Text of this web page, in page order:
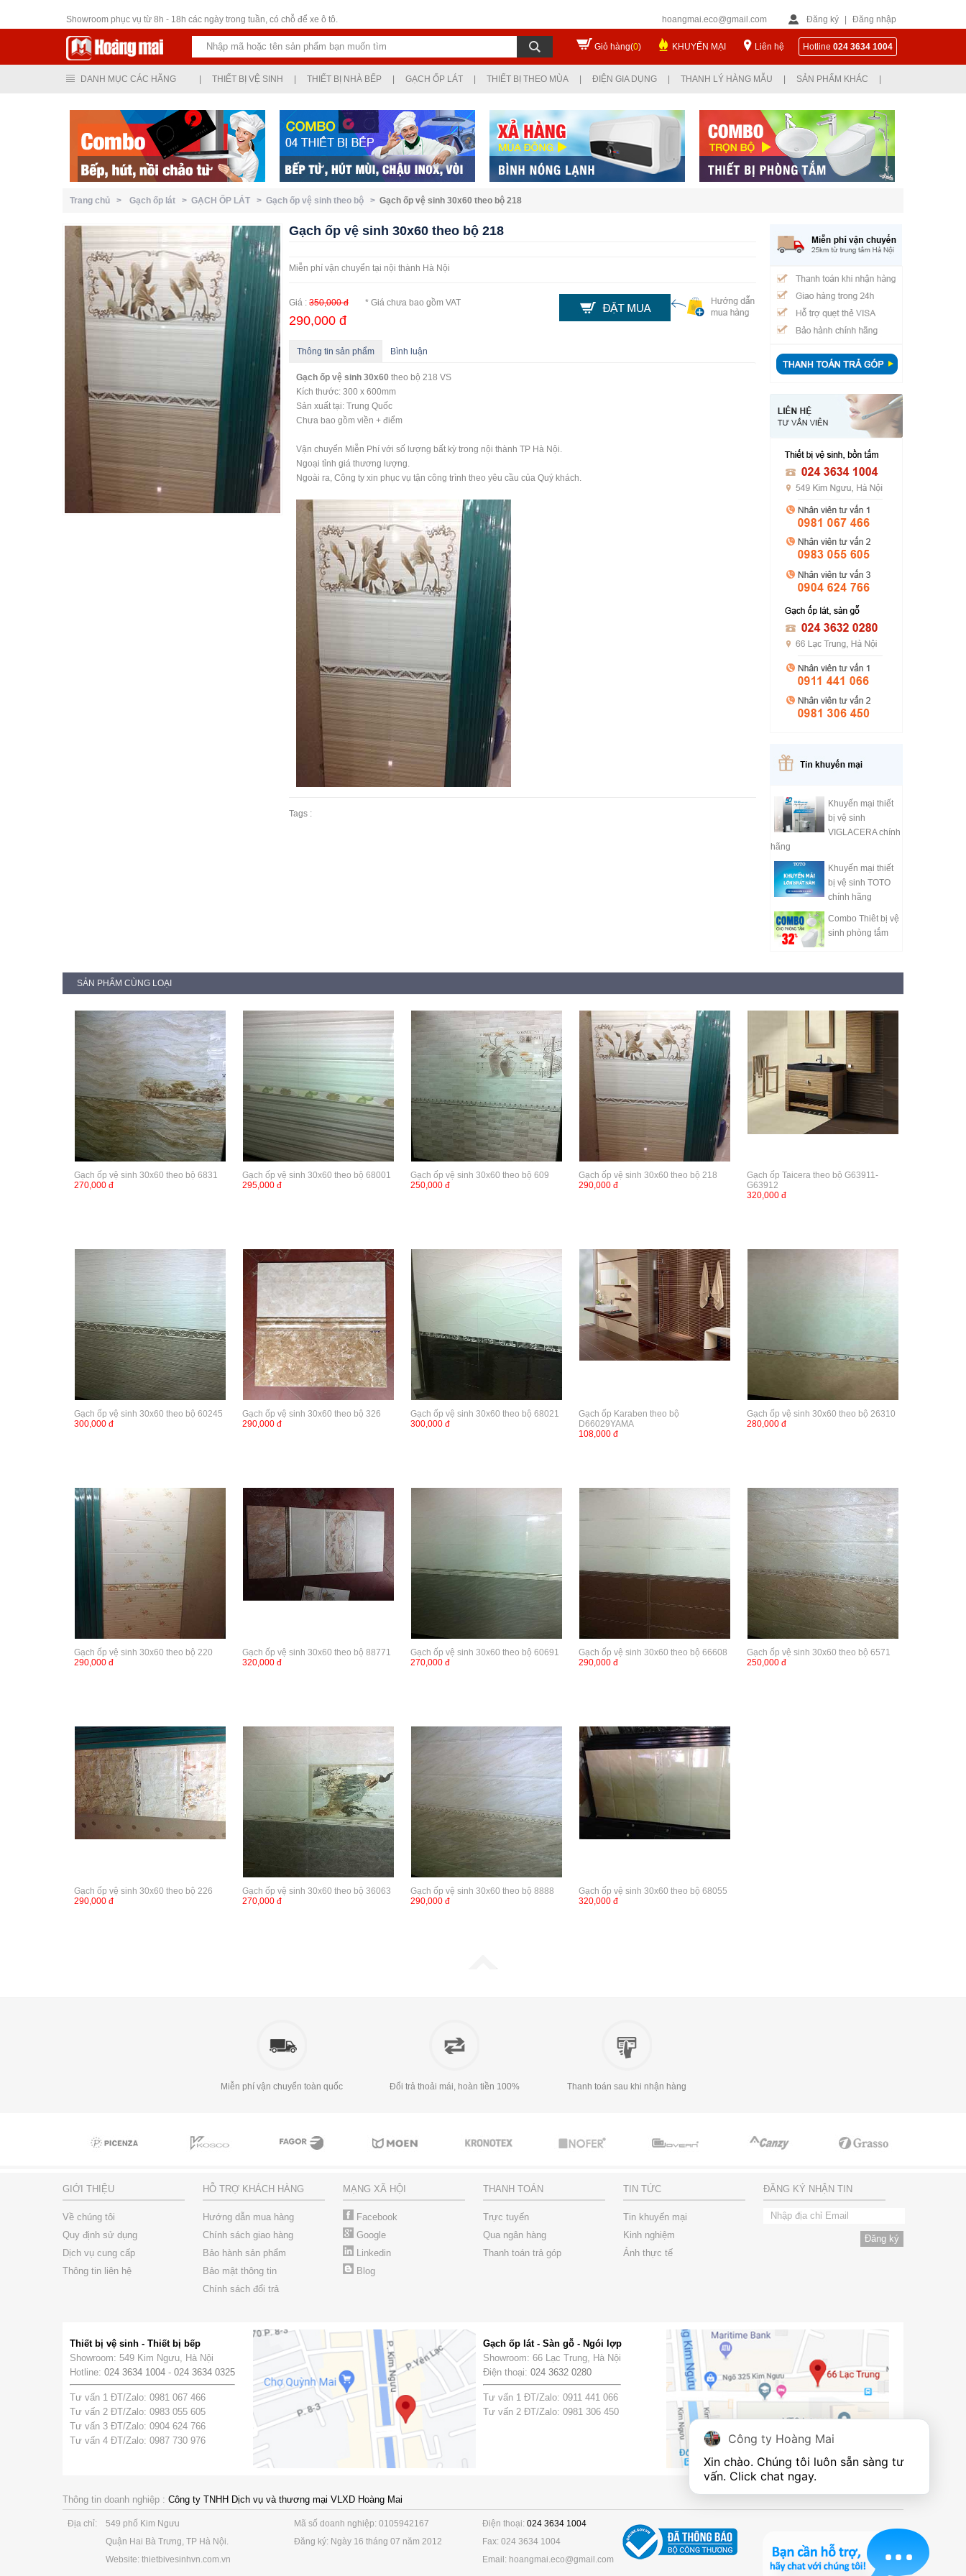
Showroom phục vụ từ 8h - 18h các ngày trong tuần, có chỗ để xe ô tô.
hoangmai.eco@gmail.com Đăng ký Đăng nhập
Giỏ hàng(0) KHUYẾN MẠI Liên hệ Hotline 024 3634 1004
DANH MỤC CÁC HÃNG THIẾT BỊ VỆ SINH THIẾT BỊ NHÀ BẾP GẠCH ỐP LÁT THIẾT BỊ THEO MÙA ĐIỆN GIA DỤNG THANH LÝ HÀNG MẪU SẢN PHẨM KHÁC
Trang chủ > Gạch ốp lát > GẠCH ỐP LÁT > Gạch ốp vệ sinh theo bộ > Gạch ốp vệ sinh 30x60 theo bộ 218
Gạch ốp vệ sinh 30x60 theo bộ 218
Miễn phí vận chuyển tại nội thành Hà Nội
Giá : 350,000 đ * Giá chưa bao gồm VAT
290,000 đ
Thông tin sản phẩm Bình luận
Gạch ốp vệ sinh 30x60 theo bộ 218 VS
Kích thước: 300 x 600mm
Sản xuất tại: Trung Quốc
Chưa bao gồm viền + điểm
Vận chuyển Miễn Phí với số lượng bất kỳ trong nội thành TP Hà Nội.
Ngoại tỉnh giá thương lượng.
Ngoài ra, Công ty xin phục vụ tận công trình theo yêu cầu của Quý khách.
Tags :
Khuyến mại thiết
bị vệ sinh
VIGLACERA chính
hãng
Khuyến mại thiết
bị vệ sinh TOTO
chính hãng
Combo Thiêt bị vệ
sinh phòng tắm
SẢN PHẨM CÙNG LOẠI
Gạch ốp vệ sinh 30x60 theo bộ 6831
270,000 đ
Gạch ốp vệ sinh 30x60 theo bộ 68001
295,000 đ
Gạch ốp vệ sinh 30x60 theo bộ 609
250,000 đ
Gạch ốp vệ sinh 30x60 theo bộ 218
290,000 đ
Gạch ốp Taicera theo bộ G63911-
G63912
320,000 đ
Gạch ốp vệ sinh 30x60 theo bộ 60245
300,000 đ
Gạch ốp vệ sinh 30x60 theo bộ 326
290,000 đ
Gạch ốp vệ sinh 30x60 theo bộ 68021
300,000 đ
Gạch ốp Karaben theo bộ
D66029YAMA
108,000 đ
Gạch ốp vệ sinh 30x60 theo bộ 26310
280,000 đ
Gạch ốp vệ sinh 30x60 theo bộ 220
290,000 đ
Gạch ốp vệ sinh 30x60 theo bộ 88771
320,000 đ
Gạch ốp vệ sinh 30x60 theo bộ 60691
270,000 đ
Gạch ốp vệ sinh 30x60 theo bộ 66608
290,000 đ
Gạch ốp vệ sinh 30x60 theo bộ 6571
250,000 đ
Gạch ốp vệ sinh 30x60 theo bộ 226
290,000 đ
Gạch ốp vệ sinh 30x60 theo bộ 36063
270,000 đ
Gạch ốp vệ sinh 30x60 theo bộ 8888
290,000 đ
Gạch ốp vệ sinh 30x60 theo bộ 68055
320,000 đ
Miễn phí vận chuyển toàn quốc Đổi trả thoải mái, hoàn tiền 100% Thanh toán sau khi nhận hàng
GIỚI THIỆU
Về chúng tôi
Quy định sử dụng
Dịch vụ cung cấp
Thông tin liên hệ
HỖ TRỢ KHÁCH HÀNG
Hướng dẫn mua hàng
Chính sách giao hàng
Bảo hành sản phẩm
Bảo mật thông tin
Chính sách đổi trả
MẠNG XÃ HỘI
Facebook
Google
Linkedin
Blog
THANH TOÁN
Trực tuyến
Qua ngân hàng
Thanh toán trả góp
TIN TỨC
Tin khuyến mại
Kinh nghiệm
Ảnh thực tế
ĐĂNG KÝ NHẬN TIN
Thiết bị vệ sinh - Thiết bị bếp
Showroom: 549 Kim Ngưu, Hà Nội
Hotline: 024 3634 1004 - 024 3634 0325
Tư vấn 1 ĐT/Zalo: 0981 067 466
Tư vấn 2 ĐT/Zalo: 0983 055 605
Tư vấn 3 ĐT/Zalo: 0904 624 766
Tư vấn 4 ĐT/Zalo: 0987 730 976
Gạch ốp lát - Sàn gỗ - Ngói lợp
Showroom: 66 Lạc Trung, Hà Nội
Điện thoại: 024 3632 0280
Tư vấn 1 ĐT/Zalo: 0911 441 066
Tư vấn 2 ĐT/Zalo: 0981 306 450
Thông tin doanh nghiệp : Công ty TNHH Dịch vụ và thương mại VLXD Hoàng Mai
Địa chỉ:
549 phố Kim Ngưu
Quận Hai Bà Trưng, TP Hà Nội.
Website: thietbivesinhvn.com.vn
Mã số doanh nghiệp: 0105942167
Đăng ký: Ngày 16 tháng 07 năm 2012
Điện thoại: 024 3634 1004
Fax: 024 3634 1004
Email: hoangmai.eco@gmail.com
Công ty Hoàng Mai
Xin chào. Chúng tôi luôn sẵn sàng tư
vấn. Click chat ngay.